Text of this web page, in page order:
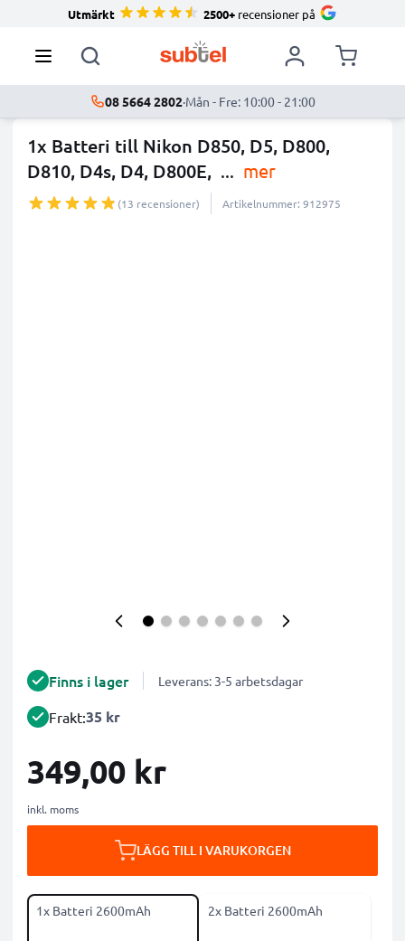
Utmärkt 2500+ recensioner på
08 5664 2802·Mån - Fre: 10:00 - 21:00
1x Batteri till Nikon D850, D5, D800,
D810, D4s, D4, D800E, ... mer
(13 recensioner) Artikelnummer: 912975
Finns i lager Leverans: 3-5 arbetsdagar
Frakt:35 kr
349,00 kr
inkl. moms
LÄGG TILL I VARUKORGEN
1x Batteri 2600mAh 2x Batteri 2600mAh